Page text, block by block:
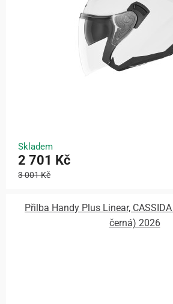
Skladem
2 701 Kč
3 001 Kč
Přilba Handy Plus Linear,
černá) 2026